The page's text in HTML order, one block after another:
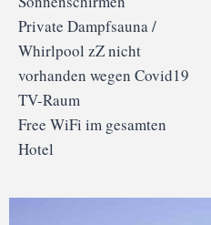
Private Dampfsauna /
Whirlpool zZ nicht
vorhanden wegen Covid19
TV-Raum
Free WiFi im gesamten
Hotel